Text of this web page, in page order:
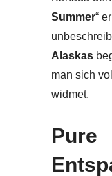
Summer“
Alaskas
man sich
widmet.
Pure